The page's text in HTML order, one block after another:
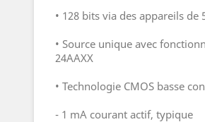
• 128 bits via des appareils de
• Source unique avec
24AAXX
• Technologie CMOS basse
- 1 mA courant actif, typique